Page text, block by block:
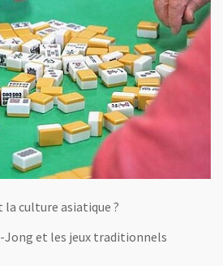
culture asiatique ?
Jong et les jeux traditionnels